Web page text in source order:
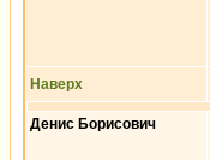
Наверх
Денис Борисович